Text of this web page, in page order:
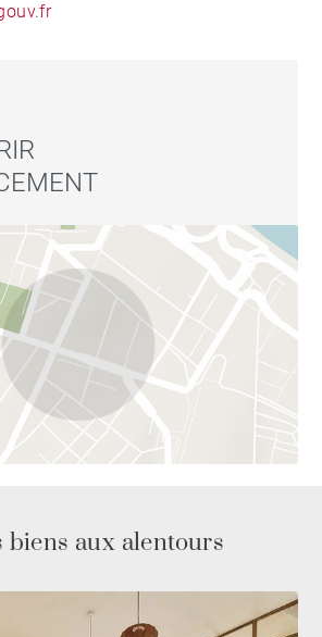
biens aux alentours